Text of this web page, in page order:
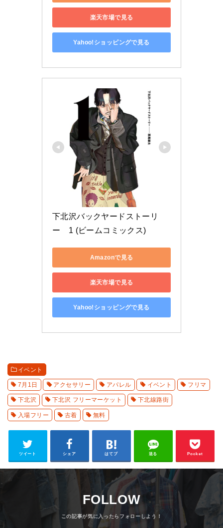
楽天市場で見る
Yahoo!ショッピングで見る
下北沢バックヤードストーリ
ー　1 (ビームコミックス)
Amazonで見る
楽天市場で見る
Yahoo!ショッピングで見る
イベント
7月1日 アクセサリー アパレル イベント フリマ
下北沢 下北沢 フリーマーケット 下北線路街
入場フリー 古着 無料
ツイート シェア はてブ 送る Pocket
FOLLOW